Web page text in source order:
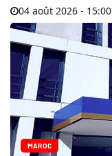
04 août 2026 - 15:00
MAROC